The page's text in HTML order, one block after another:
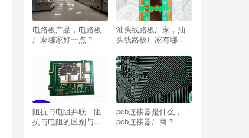
电路板产品，电路板
厂家哪家好一点？
汕头线路板厂家，汕
头线路板厂家有哪些
阻抗与电阻并联，阻
抗与电阻的区别与联
pcb连接器是什么，
pcb连接器厂商？